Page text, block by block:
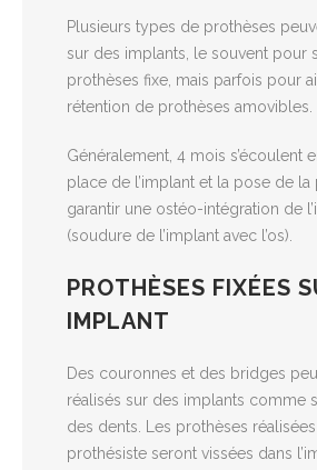
Plusieurs types de prothèses
sur des implants, le souvent pour
prothèses fixe, mais parfois pour
rétention de prothèses amovibles.
Généralement, 4 mois s’écoulent
place de l’implant et la pose de
garantir une ostéo-intégration de
(soudure de l’implant avec l’os).
PROTHÈSES FIXÉES
IMPLANT
Des couronnes et des bridges
réalisés sur des implants comme
des dents. Les prothèses
prothésiste seront vissées dans